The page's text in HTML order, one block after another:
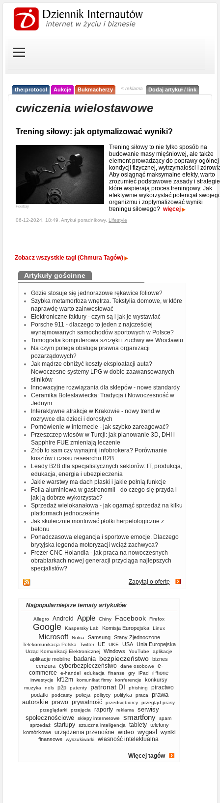
the:protocol Aukcje Bukmacherzy < reklama Dodaj artykuł / link
cwiczenia wielostawowe
Trening siłowy: jak optymalizować wyniki?
Pixabay
Trening siłowy to nie tylko sposób na
budowanie masy mięśniowej, ale także
element prowadzący do poprawy ogólnej
kondycji fizycznej, wytrzymałości i
Aby osiągnąć maksymalne efekty, warto
zrozumieć podstawowe zasady i
które wspierają proces treningowy. Jak
efektywnie wykorzystać potencjał
organizmu i zoptymalizować wyniki
treningu siłowego? więcej
06-12-2024, 18:49, Artykuł poradnikowy, Lifestyle
Zobacz wszystkie tagi (Chmura Tagów)
Artykuły gościnne
Gdzie stosuje się jednorazowe rękawice foliowe?
Szybka metamorfoza wnętrza. Tekstylia domowe, w które
naprawdę warto zainwestować
Elektroniczne faktury - czym są i jak je wystawiać
Porsche 911 - dlaczego to jeden z najcześciej
wynajmowanych samochodów sportowych w Polsce?
Tomografia komputerowa szczęki i żuchwy we Wrocławiu
Na czym polega obsługa prawna organizacji
pozarządowych?
Jak mądrze obniżyć koszty eksploatacji auta?
Nowoczesne systemy LPG w dobie zaawansowanych
silników
Innowacyjne rozwiązania dla sklepów - nowe standardy
Ceramika Bolesławiecka: Tradycja i Nowoczesność w
Jednym
Interaktywne atrakcje w Krakowie - nowy trend w
rozrywce dla dzieci i dorosłych
Pomówienie w internecie - jak szybko zareagować?
Przeszczep włosów w Turcji: jak planowanie 3D, DHI i
Sapphire FUE zmieniają leczenie
Zrób to sam czy wynajmij infobrokera? Porównanie
kosztów i czasu researchu B2B
Leady B2B dla specjalistycznych sektorów: IT, produkcja,
edukacja, energia i ubezpieczenia
Jakie warstwy ma dach płaski i jakie pełnią funkcje
Folia aluminiowa w gastronomii - do czego się przyda i
jak ją dobrze wykorzystać?
Sprzedaż wielokanałowa - jak ogarnąć sprzedaż na kilku
platformach jednocześnie
Jak skutecznie montować płotki herpetologiczne z
betonu
Ponadczasowa elegancja i sportowe emocje. Dlaczego
brytyjska legenda motoryzacji wciąż zachwyca?
Frezer CNC Holandia - jak praca na nowoczesnych
obrabiarkach nowej generacji przyciąga najlepszych
specjalistów?
Zapytaj o ofertę
Najpopularniejsze tematy artykułów
Allegro Android Apple Chiny Facebook Firefox
Google Kaspersky Lab Komisja Europejska Linux
Microsoft Nokia Samsung Stany Zjednoczone
Telekomunikacja Polska Twitter UE UKE USA Unia Europejska
Urząd Komunikacji Elektronicznej Windows YouTube aplikacje
aplikacje mobilne badania bezpieczeństwo biznes
cenzura cyberbezpieczeństwo dane osobowe
e-
commerce
e-handel edukacja finanse gry iPad iPhone
inwestycje kf12m komunikat firmy konferencje konkursy
muzyka nols p2p patenty patronat DI phishing piractwo
podatki podcasty policja politycy polityka praca
prawa
autorskie prawo prywatność przedsiębiorcy
przegląd prasy
przeglądarki
przejęcia raporty reklama
serwisy
społecznościowe
sklepy internetowe smartfony
spam
sprzedaż
startupy sztuczna inteligencja tablety telefony
komórkowe
urządzenia przenośne wideo wygasl
wyniki
finansowe
wyszukiwarki własność intelektualna
Więcej tagów